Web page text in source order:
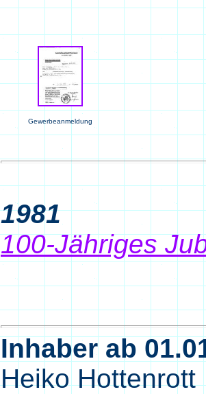
Gewerbeanmeldung
1981
100-Jähriges
Inhaber ab
Heiko Hottenrott